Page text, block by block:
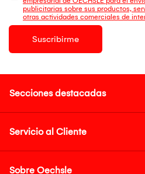
publicitarias sobre sus productos,
otras actividades comerciales de
Suscribirme
Secciones destacadas
Servicio al Cliente
Sobre Oechsle